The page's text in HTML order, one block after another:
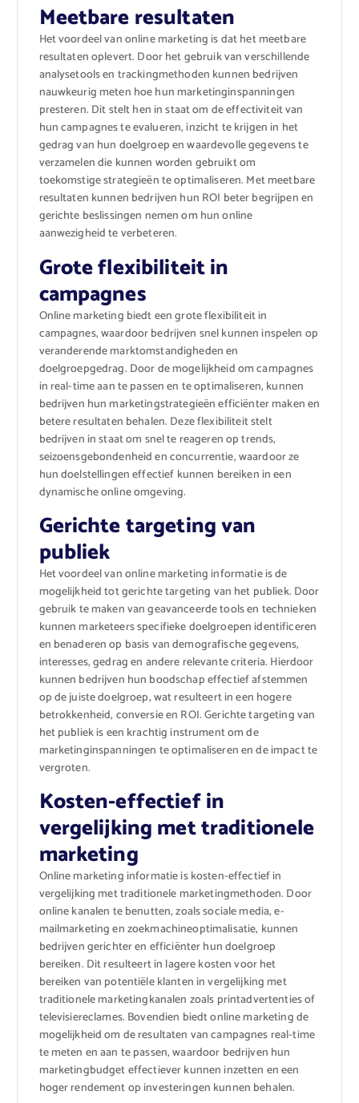
Meetbare resultaten
Het voordeel van online marketing is dat het meetbare
resultaten oplevert. Door het gebruik van verschillende
analysetools en trackingmethoden kunnen bedrijven
nauwkeurig meten hoe hun marketinginspanningen
presteren. Dit stelt hen in staat om de effectiviteit van
hun campagnes te evalueren, inzicht te krijgen in het
gedrag van hun doelgroep en waardevolle gegevens te
verzamelen die kunnen worden gebruikt om
toekomstige strategieën te optimaliseren. Met meetbare
resultaten kunnen bedrijven hun ROI beter begrijpen en
gerichte beslissingen nemen om hun online
aanwezigheid te verbeteren.
Grote flexibiliteit in
campagnes
Online marketing biedt een grote flexibiliteit in
campagnes, waardoor bedrijven snel kunnen inspelen op
veranderende marktomstandigheden en
doelgroepgedrag. Door de mogelijkheid om campagnes
in real-time aan te passen en te optimaliseren, kunnen
bedrijven hun marketingstrategieën efficiënter maken en
betere resultaten behalen. Deze flexibiliteit stelt
bedrijven in staat om snel te reageren op trends,
seizoensgebondenheid en concurrentie, waardoor ze
hun doelstellingen effectief kunnen bereiken in een
dynamische online omgeving.
Gerichte targeting van
publiek
Het voordeel van online marketing informatie is de
mogelijkheid tot gerichte targeting van het publiek. Door
gebruik te maken van geavanceerde tools en technieken
kunnen marketeers specifieke doelgroepen identificeren
en benaderen op basis van demografische gegevens,
interesses, gedrag en andere relevante criteria. Hierdoor
kunnen bedrijven hun boodschap effectief afstemmen
op de juiste doelgroep, wat resulteert in een hogere
betrokkenheid, conversie en ROI. Gerichte targeting van
het publiek is een krachtig instrument om de
marketinginspanningen te optimaliseren en de impact te
vergroten.
Kosten-effectief in
vergelijking met traditionele
marketing
Online marketing informatie is kosten-effectief in
vergelijking met traditionele marketingmethoden. Door
online kanalen te benutten, zoals sociale media, e-
mailmarketing en zoekmachineoptimalisatie, kunnen
bedrijven gerichter en efficiënter hun doelgroep
bereiken. Dit resulteert in lagere kosten voor het
bereiken van potentiële klanten in vergelijking met
traditionele marketingkanalen zoals printadvertenties of
televisiereclames. Bovendien biedt online marketing de
mogelijkheid om de resultaten van campagnes real-time
te meten en aan te passen, waardoor bedrijven hun
marketingbudget effectiever kunnen inzetten en een
hoger rendement op investeringen kunnen behalen.